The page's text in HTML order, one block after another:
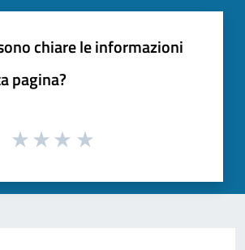
chiare le informazioni
pagina?